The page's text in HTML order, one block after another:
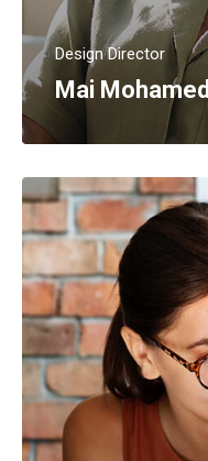
Design Director
Mai Mohamed